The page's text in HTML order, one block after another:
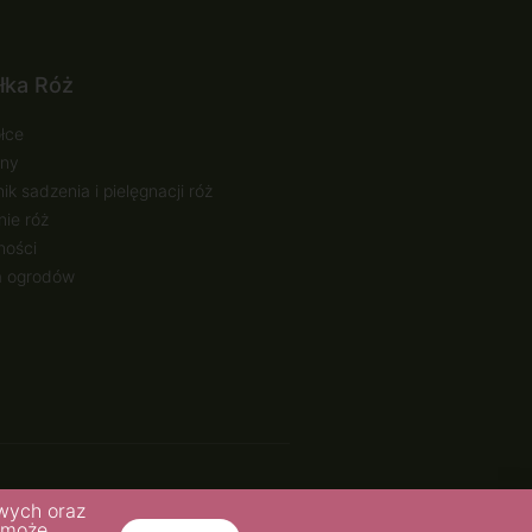
Róż
sadzenia i pielęgnacji róż
róż
ogrodów
oraz